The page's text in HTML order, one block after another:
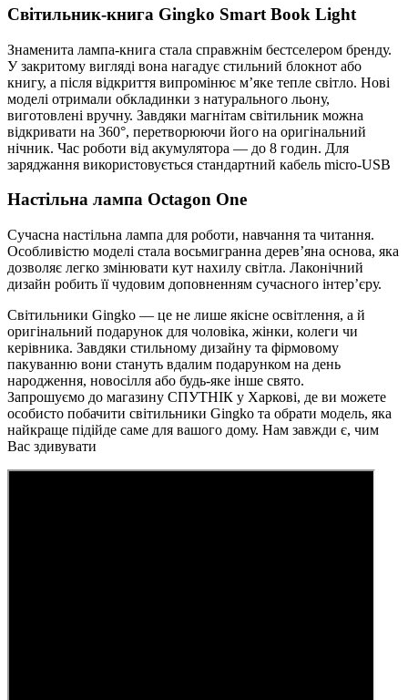
Світильник-книга Gingko Smart Book Light
Знаменита лампа-книга стала справжнім бестселером бренду.
У закритому вигляді вона нагадує стильний блокнот або
книгу, а після відкриття випромінює м’яке тепле світло. Нові
моделі отримали обкладинки з натурального льону,
виготовлені вручну. Завдяки магнітам світильник можна
відкривати на 360°, перетворюючи його на оригінальний
нічник. Час роботи від акумулятора — до 8 годин. Для
заряджання використовується стандартний кабель micro-USB
Настільна лампа Octagon One
Сучасна настільна лампа для роботи, навчання та читання.
Особливістю моделі стала восьмигранна дерев’яна основа, яка
дозволяє легко змінювати кут нахилу світла. Лаконічний
дизайн робить її чудовим доповненням сучасного інтер’єру.
Світильники Gingko — це не лише якісне освітлення, а й
оригінальний подарунок для чоловіка, жінки, колеги чи
керівника. Завдяки стильному дизайну та фірмовому
пакуванню вони стануть вдалим подарунком на день
народження, новосілля або будь-яке інше свято.
Запрошуємо до магазину СПУТНІК у Харкові, де ви можете
особисто побачити світильники Gingko та обрати модель, яка
найкраще підійде саме для вашого дому. Нам завжди є, чим
Вас здивувати